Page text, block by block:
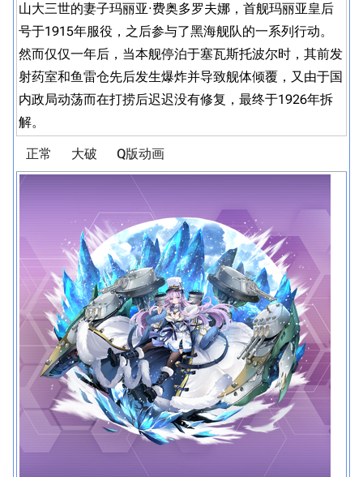
山大三世的妻子玛丽亚·费奥多罗夫娜，首舰玛丽亚皇后
号于1915年服役，之后参与了黑海舰队的一系列行动。
然而仅仅一年后，当本舰停泊于塞瓦斯托波尔时，其前发
射药室和鱼雷仓先后发生爆炸并导致舰体倾覆，又由于国
内政局动荡而在打捞后迟迟没有修复，最终于1926年拆
解。
正常 大破 Q版动画